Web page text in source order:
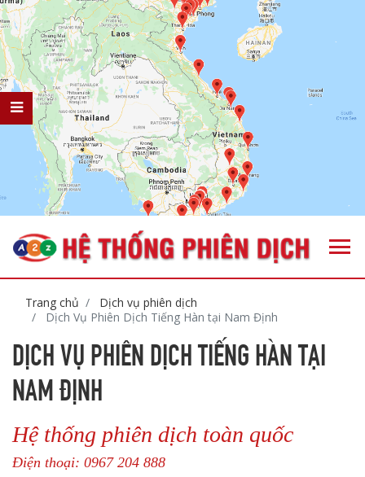
Trang chủ
Dịch vụ phiên dịch
Dịch Vụ Phiên Dịch Tiếng Hàn tại Nam Định
DỊCH VỤ PHIÊN DỊCH TIẾNG HÀN TẠI
NAM ĐỊNH
Hệ thống phiên dịch toàn quốc
Điện thoại: 0967 204 888